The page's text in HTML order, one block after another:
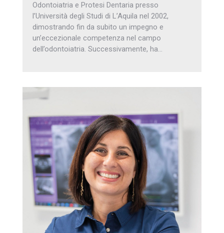
Odontoiatria e Protesi Dentaria presso
l’Università degli Studi di L’Aquila nel 2002,
dimostrando fin da subito un impegno e
un’eccezionale competenza nel campo
dell’odontoiatria. Successivamente, ha…